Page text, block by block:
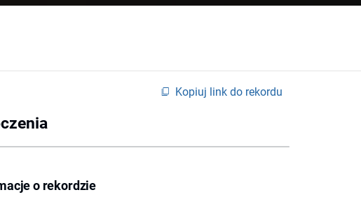
Kopiuj link do rekordu
o rekordzie